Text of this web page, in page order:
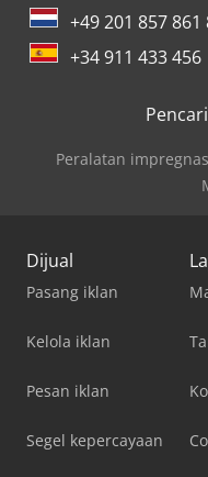
+49 201 857 861
+34 911 433 456
Peralatan
Dijual
Pasang iklan
Kelola iklan
Pesan iklan
Segel kepercayaan